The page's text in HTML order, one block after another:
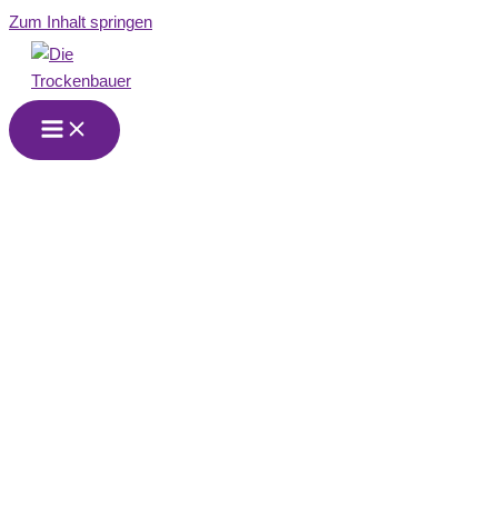
Zum Inhalt springen